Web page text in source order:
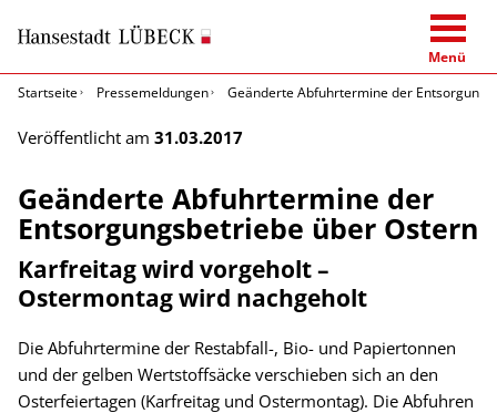
Menü
Startseite
Pressemeldungen Geänderte Abfuhrtermine der
Veröffentlicht am 31.03.2017
Geänderte Abfuhrtermine der
Entsorgungsbetriebe über Ostern
Karfreitag wird vorgeholt –
Ostermontag wird nachgeholt
Die Abfuhrtermine der Restabfall-, Bio- und Papiertonnen
und der gelben Wertstoffsäcke verschieben sich an den
Osterfeiertagen (Karfreitag und Ostermontag). Die Abfuhren